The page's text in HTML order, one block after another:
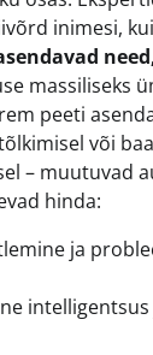
inimesi,
massiliseks
peeti
või
– muutuvad
hinda:
ja